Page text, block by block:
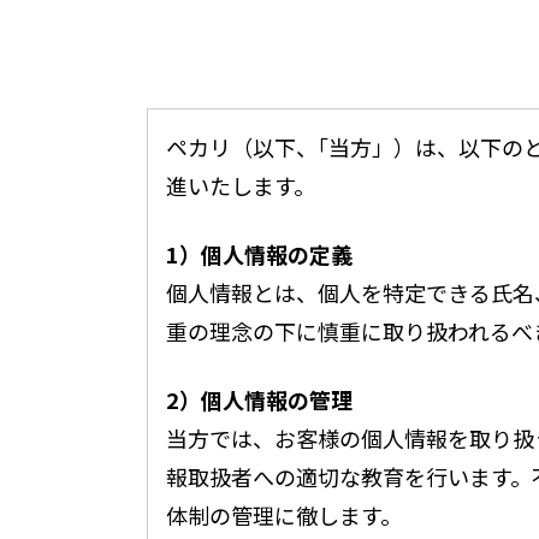
ペカリ（以下、｢当方」）は、以下
進いたします。
1）個人情報の定義
個人情報とは、個人を特定できる氏
重の理念の下に慎重に取り扱われる
2）個人情報の管理
当方では、お客様の個人情報を取り
報取扱者への適切な教育を行います
体制の管理に徹します。